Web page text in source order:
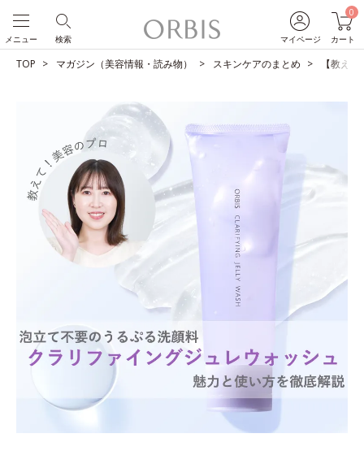
マイページ
0
カート
検索
メニュー
TOP マガジン（美容情報・読み物） スキンケアのまとめ 【教え